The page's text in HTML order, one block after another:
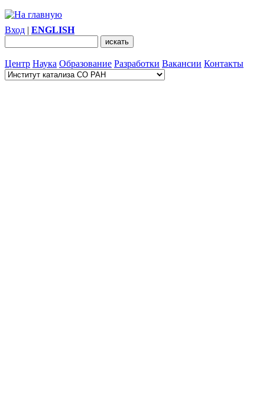
Вход | ENGLISH
Центр Наука Образование Разработки Вакансии Контакты